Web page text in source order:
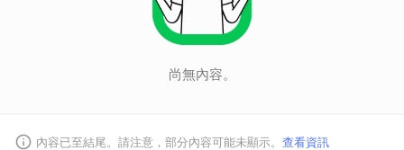
尚無內容。
內容已至結尾。請注意，部分內容可能未顯示。 查看資訊